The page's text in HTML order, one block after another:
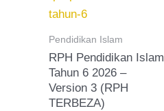
Pendidikan Islam
RPH Pendidikan Islam
Tahun 6 2026 –
Version 3 (RPH
TERBEZA)